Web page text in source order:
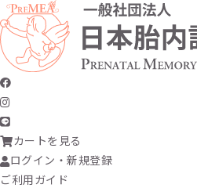
カートを見る
ログイン・新規登録
ご利用ガイド